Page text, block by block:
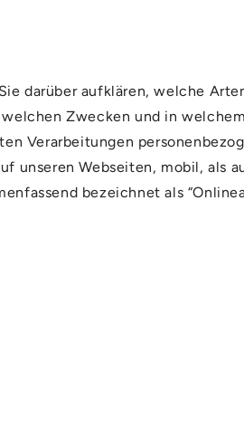
darüber aufklären, welche
Zwecken und in
Verarbeitungen
unseren Webseiten, mobil, als
bezeichnet als